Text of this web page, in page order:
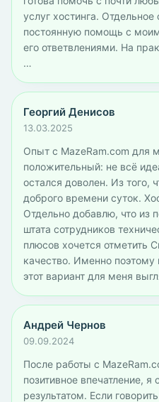
услуг хостинга. Отдельное
постоянную помощь с
его ответвлениями. На
…
Георгий Денисов
13.03.2025
Опыт с MazeRam.com для
положительный: не всё
остался доволен. Из того,
доброго времени суток.
Отдельно добавлю, что из
штата сотрудников
плюсов хочется отметить
качество. Именно поэтому
этот вариант для меня
Андрей Чернов
09.09.2024
После работы с
позитивное впечатление, я
результатом. Если